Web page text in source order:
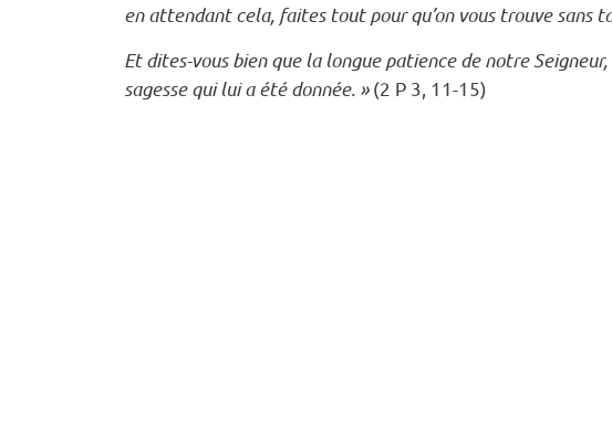
en attendant cela, faites tout pour qu’on vous trouve sans
Et dites-vous bien que la longue patience de notre
sagesse qui lui a été donnée. »(2 P 3, 11-15)